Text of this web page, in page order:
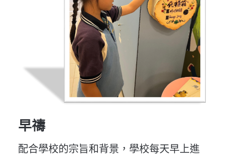
早禱
配合學校的宗旨和背景，學校每天早上進